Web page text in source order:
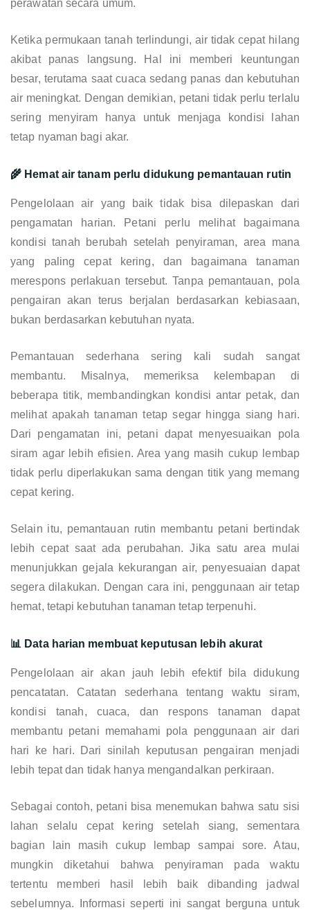
perawatan secara umum.
Ketika permukaan tanah terlindungi, air tidak cepat hilang
akibat panas langsung. Hal ini memberi keuntungan
besar, terutama saat cuaca sedang panas dan kebutuhan
air meningkat. Dengan demikian, petani tidak perlu terlalu
sering menyiram hanya untuk menjaga kondisi lahan
tetap nyaman bagi akar.
🌾 Hemat air tanam perlu didukung pemantauan rutin
Pengelolaan air yang baik tidak bisa dilepaskan dari
pengamatan harian. Petani perlu melihat bagaimana
kondisi tanah berubah setelah penyiraman, area mana
yang paling cepat kering, dan bagaimana tanaman
merespons perlakuan tersebut. Tanpa pemantauan, pola
pengairan akan terus berjalan berdasarkan kebiasaan,
bukan berdasarkan kebutuhan nyata.
Pemantauan sederhana sering kali sudah sangat
membantu. Misalnya, memeriksa kelembapan di
beberapa titik, membandingkan kondisi antar petak, dan
melihat apakah tanaman tetap segar hingga siang hari.
Dari pengamatan ini, petani dapat menyesuaikan pola
siram agar lebih efisien. Area yang masih cukup lembap
tidak perlu diperlakukan sama dengan titik yang memang
cepat kering.
Selain itu, pemantauan rutin membantu petani bertindak
lebih cepat saat ada perubahan. Jika satu area mulai
menunjukkan gejala kekurangan air, penyesuaian dapat
segera dilakukan. Dengan cara ini, penggunaan air tetap
hemat, tetapi kebutuhan tanaman tetap terpenuhi.
📊 Data harian membuat keputusan lebih akurat
Pengelolaan air akan jauh lebih efektif bila didukung
pencatatan. Catatan sederhana tentang waktu siram,
kondisi tanah, cuaca, dan respons tanaman dapat
membantu petani memahami pola penggunaan air dari
hari ke hari. Dari sinilah keputusan pengairan menjadi
lebih tepat dan tidak hanya mengandalkan perkiraan.
Sebagai contoh, petani bisa menemukan bahwa satu sisi
lahan selalu cepat kering setelah siang, sementara
bagian lain masih cukup lembap sampai sore. Atau,
mungkin diketahui bahwa penyiraman pada waktu
tertentu memberi hasil lebih baik dibanding jadwal
sebelumnya. Informasi seperti ini sangat berguna untuk